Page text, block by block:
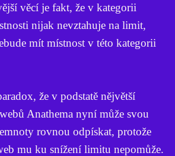
věcí je fakt, že v kategorii
nijak nevztahuje na limit,
mít místnost v této kategorii
že v podstatě nějvětší
Anathema nyní může svou
rovnou odpískat, protože
mu ku snížení limitu nepomůže.